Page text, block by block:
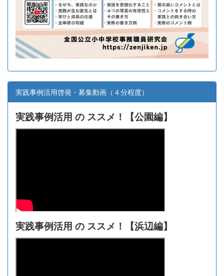
実践事例活用啓発・募集動画（４分程度）
実践事例活用 の ススメ！【公園編】
実践事例活用 の ススメ！【浜辺編】